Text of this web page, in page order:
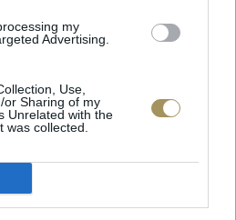
my
Advertising.
Use,
or Sharing of my
Unrelated with the
was collected.